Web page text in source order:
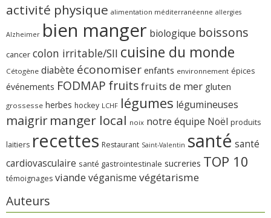
activité physique alimentation méditerranéenne allergies
Alzheimer bien manger biologique boissons
cancer colon irritable/SII cuisine du monde
Cétogène diabète économiser enfants environnement épices
événements FODMAP fruitsfruits de mer gluten
grossesse herbes hockey LCHF légumes légumineuses
maigrir manger local noix notre équipe Noël produits
laitiers recettes Restaurant Saint-Valentin santé santé
cardiovasculaire santé gastrointestinale sucreries TOP 10
témoignages viande véganisme végétarisme
Auteurs